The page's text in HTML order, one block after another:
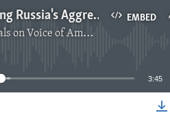
EMBED
Countering Russia's Aggression in Ukraine
on Voice of America
available
3:45